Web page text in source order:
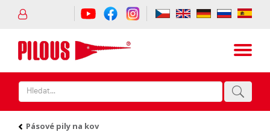
Pásové pily na kov